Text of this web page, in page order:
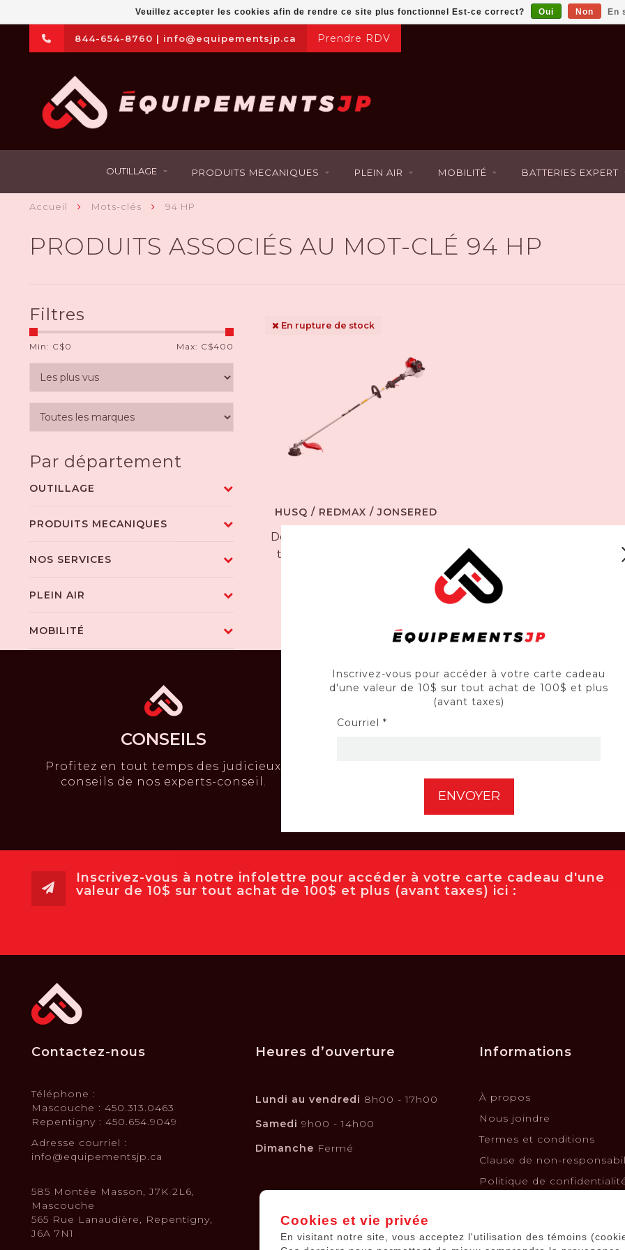
844-654-8760 | info@equipementsjp.ca Prendre RDV
OUTILLAGE PRODUITS MECANIQUES PLEIN AIR MOBILITÉ BATTERIES EXPERT
Accueil Mots-clés 94 HP
PRODUITS ASSOCIÉS AU MOT-CLÉ 94 HP
Filtres
Min: C$0 Max: C$400
Par département
OUTILLAGE
PRODUITS MECANIQUES
NOS SERVICES
PLEIN AIR
MOBILITÉ
En rupture de stock
HUSQ / REDMAX / JONSERED
Débroussailleuse commerciale
travaux légers 22.5 CC .94HP
Veuillez accepter les cookies afin de rendre ce site plus fonctionnel Est-ce correct? Oui Non En
CONSEILS
Profitez en tout temps des judicieux
conseils de nos experts-conseil.
qualifiés.
Inscrivez-vous pour accéder à votre carte cadeau
d'une valeur de 10$ sur tout achat de 100$ et plus
(avant taxes)
Courriel *
Inscrivez-vous à notre infolettre pour accéder à votre carte cadeau d'une
valeur de 10$ sur tout achat de 100$ et plus (avant taxes) ici :
Contactez-nous
Téléphone :
Mascouche : 450.313.0463
Repentigny : 450.654.9049
Adresse courriel :
info@equipementsjp.ca
585 Montée Masson, J7K 2L6,
Mascouche
565 Rue Lanaudière, Repentigny,
J6A 7N1
Heures d’ouverture
Lundi au vendredi 8h00 - 17h00
Samedi 9h00 - 14h00
Dimanche Fermé
Informations
À propos
Nous joindre
Termes et conditions
Clause de non-
Politique de
Kits solaires
Cookies et vie privée
En visitant notre site, vous acceptez l'utilisation des témoins